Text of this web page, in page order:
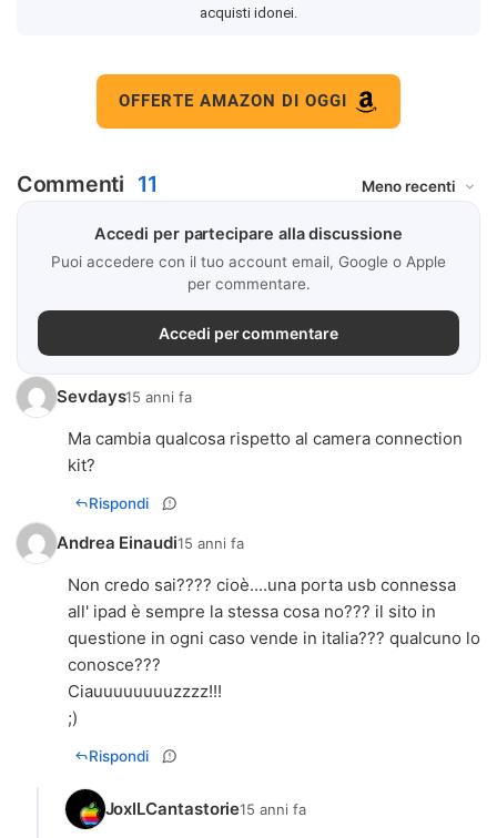
acquisti idonei.
OFFERTE AMAZON DI OGGI
Commenti 11
Accedi per partecipare alla discussione
Puoi accedere con il tuo account email, Google o Apple
per commentare.
Accedi per commentare
Sevdays15 anni fa
Ma cambia qualcosa rispetto al camera connection
kit?
Rispondi
Andrea Einaudi15 anni fa
Non credo sai???? cioè....una porta usb connessa
all' ipad è sempre la stessa cosa no??? il sito in
questione in ogni caso vende in italia??? qualcuno lo
conosce???
Ciauuuuuuuuzzzz!!!
;)
Rispondi
JoxILCantastorie15 anni fa